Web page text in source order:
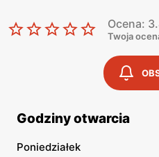
Ocena:
Twoja
Godziny otwarcia
Poniedziałek